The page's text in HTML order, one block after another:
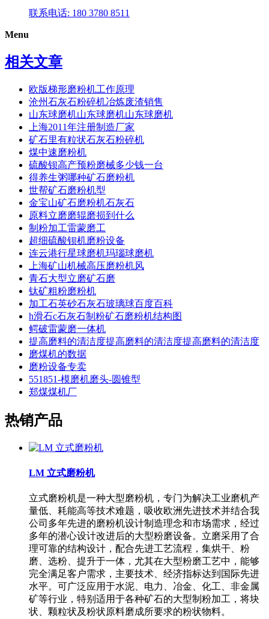
联系电话: 180 3780 8511
Menu
相关文章
欧版梯形磨粉机工作原理
沧州石灰石粉碎机冶炼废渣销售
山东球磨机山东球磨机山东球磨机
上海2011年注册制造厂家
矿石里有粒状石灰石粉碎机
煤中速磨粉机
硫酸钡高产预粉磨械多少钱一台
得养生粥哪种矿石磨粉机
世帮矿石磨粉机型
金宝山矿石磨粉机石灰石
原料立磨磨辊磨损到什么
制粉加工雷蒙磨工
超细硫酸钡机磨粉设备
连云港行星球磨机玛瑙球磨机
上海矿山机械高压磨粉机风
青石大型立磨矿石磨
钛矿粗粉磨粉机
加工石英砂石灰石玻璃球百度百科
h滑石c石灰石制粉矿石磨粉机结构图
鳄破雷蒙磨一体机
提高磨料的清洁度提高磨料的清洁度提高磨料的清洁度
磨煤机的数据
磨粉设备专卖
551851-模磨机磨头-圆锥型
郑煤煤机厂
热销产品
LM 立式磨粉机
立式磨粉机是一种大型磨粉机，专门为解决工业磨机产
量低、耗能高等技术难题，吸收欧洲先进技术并结合我
公司多年先进的磨粉机设计制造理念和市场需求，经过
多年的潜心设计改进后的大型粉磨设备。立磨采用了合
理可靠的结构设计，配合先进工艺流程，集烘干、粉
磨、选粉、提升于一体，尤其在大型粉磨工艺中，能够
完全满足客户需求，主要技术、经济指标达到国际先进
水平。可广泛应用于水泥、电力、冶金、化工、非金属
矿等行业，特别适用于各种矿石的大型制粉加工，将块
状、颗粒状及粉状原料磨成所要求的粉状物料。